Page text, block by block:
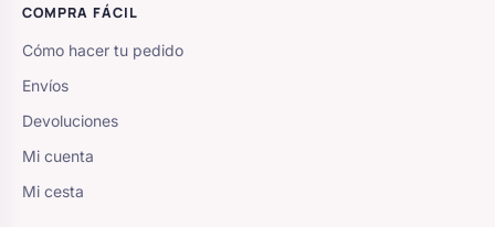
COMPRA FÁCIL
Cómo hacer tu pedido
Envíos
Devoluciones
Mi cuenta
Mi cesta